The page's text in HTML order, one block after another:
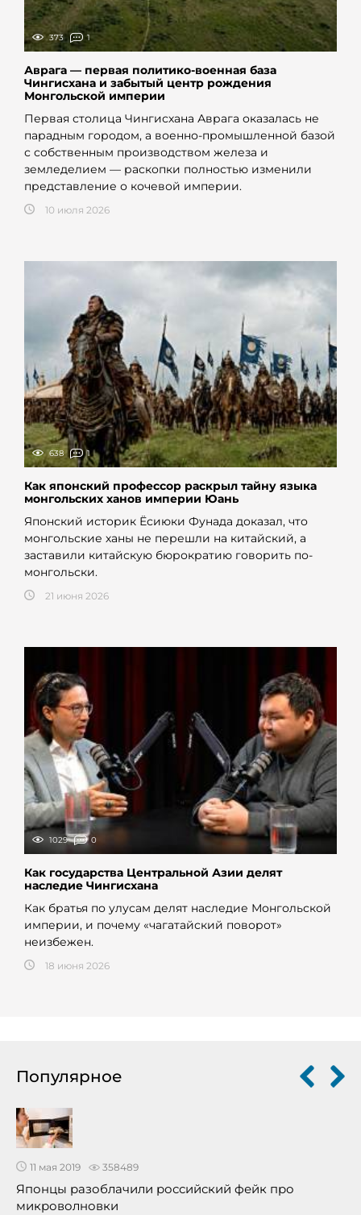
373 1
Аврага — первая политико-военная база
Чингисхана и забытый центр рождения
Монгольской империи
Первая столица Чингисхана Аврага оказалась не
парадным городом, а военно-промышленной базой
с собственным производством железа и
земледелием — раскопки полностью изменили
представление о кочевой империи.
10 июля 2026
638 1
Как японский профессор раскрыл тайну языка
монгольских ханов империи Юань
Японский историк Ёсиюки Фунада доказал, что
монгольские ханы не перешли на китайский, а
заставили китайскую бюрократию говорить по-
монгольски.
21 июня 2026
1029 0
Как государства Центральной Азии делят
наследие Чингисхана
Как братья по улусам делят наследие Монгольской
империи, и почему «чагатайский поворот»
неизбежен.
18 июня 2026
Популярное
11 мая 2019 358489
Японцы разоблачили российский фейк про
микроволновки